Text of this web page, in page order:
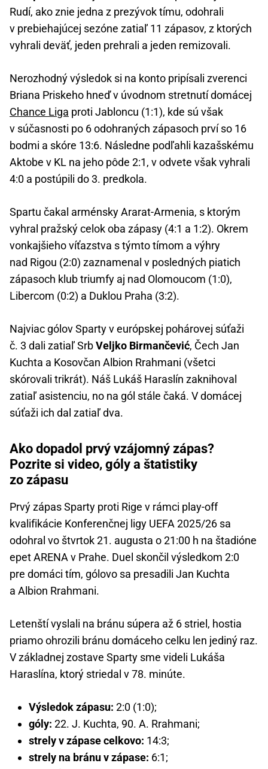
Rudí, ako znie jedna z prezývok tímu, odohrali
v prebiehajúcej sezóne zatiaľ 11 zápasov, z ktorých
vyhrali deväť, jeden prehrali a jeden remizovali.
Nerozhodný výsledok si na konto pripísali zverenci
Briana Priskeho hneď v úvodnom stretnutí domácej
Chance Liga proti Jabloncu (1:1), kde sú však
v súčasnosti po 6 odohraných zápasoch prví so 16
bodmi a skóre 13:6. Následne podľahli kazašskému
Aktobe v KL na jeho pôde 2:1, v odvete však vyhrali
4:0 a postúpili do 3. predkola.
Spartu čakal arménsky Ararat-Armenia, s ktorým
vyhral pražský celok oba zápasy (4:1 a 1:2). Okrem
vonkajšieho víťazstva s týmto tímom a výhry
nad Rigou (2:0) zaznamenal v posledných piatich
zápasoch klub triumfy aj nad Olomoucom (1:0),
Libercom (0:2) a Duklou Praha (3:2).
Najviac gólov Sparty v európskej pohárovej súťaži
č. 3 dali zatiaľ SrbVeljko Birmančević, Čech Jan
Kuchta a Kosovčan Albion Rrahmani (všetci
skórovali trikrát). Náš Lukáš Haraslín zaknihoval
zatiaľ asistenciu, no na gól stále čaká. V domácej
súťaži ich dal zatiaľ dva.
Ako dopadol prvý vzájomný zápas?
Pozrite si video, góly a štatistiky
zo zápasu
Prvý zápas Sparty proti Rige v rámci play-off
kvalifikácie Konferenčnej ligy UEFA 2025/26 sa
odohral vo štvrtok 21. augusta o 21:00 h na štadióne
epet ARENA v Prahe. Duel skončil výsledkom 2:0
pre domáci tím, gólovo sa presadili Jan Kuchta
a Albion Rrahmani.
Letenští vyslali na bránu súpera až 6 striel, hostia
priamo ohrozili bránu domáceho celku len jediný raz.
V základnej zostave Sparty sme videli Lukáša
Haraslína, ktorý striedal v 78. minúte.
Výsledok zápasu: 2:0 (1:0);
góly: 22. J. Kuchta, 90. A. Rrahmani;
strely v zápase celkovo: 14:3;
strely na bránu v zápase: 6:1;